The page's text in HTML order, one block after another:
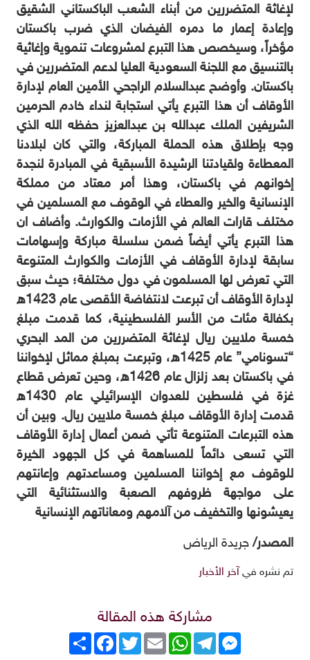
لإغاثة المتضررين من أبناء الشعب الباكستاني الشقيق
وإعادة إعمار ما دمره الفيضان الذي ضرب باكستان
مؤخراً، وسيخصص هذا التبرع لمشروعات تنموية وإغاثية
بالتنسيق مع اللجنة السعودية العليا لدعم المتضررين في
باكستان. وأوضح عبدالسلام الراجحي الأمين العام لإدارة
الأوقاف أن هذا التبرع يأتي استجابة لنداء خادم الحرمين
الشريفين الملك عبدالله بن عبدالعزيز حفظه الله الذي
وجه بإطلاق هذه الحملة المباركة، والتي كان لبلادنا
المعطاءة ولقيادتنا الرشيدة الأسبقية في المبادرة لنجدة
إخوانهم في باكستان، وهذا أمر معتاد من مملكة
الإنسانية والخير والعطاء في الوقوف مع المسلمين في
مختلف قارات العالم في الأزمات والكوارث. وأضاف ان
هذا التبرع يأتي أيضاً ضمن سلسلة مباركة وإسهامات
سابقة لإدارة الأوقاف في الأزمات والكوارث المتنوعة
التي تعرض لها المسلمون في دول مختلفة؛ حيث سبق
لإدارة الأوقاف أن تبرعت لانتفاضة الأقصى عام 1423ه
بكفالة مئات من الأسر الفلسطينية، كما قدمت مبلغ
خمسة ملايين ريال لإغاثة المتضررين من المد البحري
“تسونامي” عام 1425ه، وتبرعت بمبلغ مماثل لإخواننا
في باكستان بعد زلزال عام 1426ه، وحين تعرض قطاع
غزة في فلسطين للعدوان الإسرائيلي عام 1430ه
قدمت إدارة الأوقاف مبلغ خمسة ملايين ريال. وبين أن
هذه التبرعات المتنوعة تأتي ضمن أعمال إدارة الأوقاف
التي تسعى دائماً للمساهمة في كل الجهود الخيرة
للوقوف مع إخواننا المسلمين ومساعدتهم وإعانتهم
على مواجهة ظروفهم الصعبة والاستثنائية التي
يعيشونها والتخفيف من آلامهم ومعاناتهم الإنسانية
المصدر/جريدة الرياض
تم نشره في آخر الأخبار
مشاركة هذه المقالة
انشر
FacebookTwitterEmail
WhatsAppTelegram
Messenger